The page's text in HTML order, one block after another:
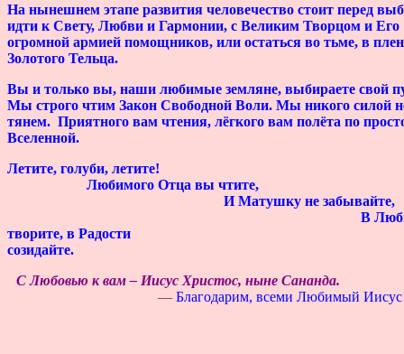
На нынешнем этапе развития человечество стоит перед
идти к Свету, Любви и Гармонии, с Великим Творцом и Его
огромной армией помощников, или остаться во тьме, в
Золотого Тельца.
Вы и только вы, наши любимые земляне, выбираете свой
Мы строго чтим Закон Свободной Воли. Мы никого силой
тянем. Приятного вам чтения, лёгкого вам полёта по
Вселенной.
Летите, голуби,
Любимого Отца вы
И Матушку не
В
творите, в Радости
созидайте.
С Любовью к вам – Иисус Христос, ныне Сананда.
— Благодарим, всеми Любимый